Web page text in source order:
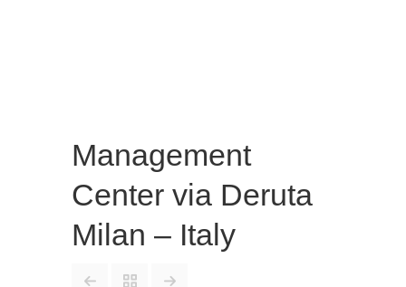
Management
Center via Deruta
Milan – Italy